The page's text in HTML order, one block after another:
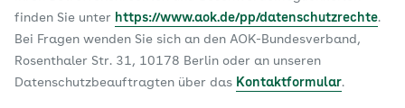
finden Sie unter https://www.aok.de/pp/datenschutzrechte.
Bei Fragen wenden Sie sich an den AOK-Bundesverband,
Rosenthaler Str. 31, 10178 Berlin oder an unseren
Datenschutzbeauftragten über das Kontaktformular.